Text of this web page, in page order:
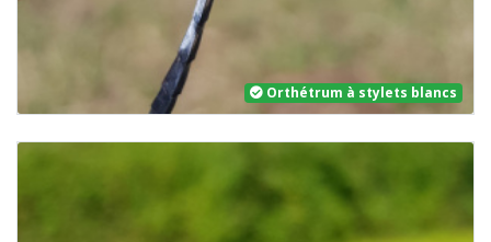
Orthétrum à stylets blancs